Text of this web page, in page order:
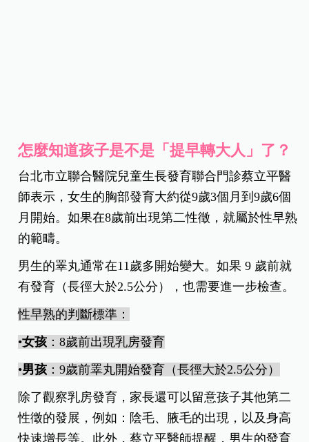
怎麼知道孩子是不是「提早轉大人」了？
台北市立聯合醫院兒童生長發育聯合門診蔡立平醫
師表示，女生的胸部發育大約從9歲3個月到9歲6個
月開始。如果在8歲前出現第二性徵，就屬於性早熟
的範疇。
男生的睪丸通常在11歲多開始變大。如果 9 歲前就
有發育（長徑大於2.5公分），也需要進一步檢查。
性早熟的判斷標準：
•女孩 ：8歲前出現乳房發育
•男孩 ：9歲前睪丸開始發育（長徑大於2.5公分）
除了觀察乳房發育，家長還可以留意孩子其他第二
性徵的發展，例如：陰毛、腋毛的出現，以及身高
快速增長等。此外，蔡立平醫師提醒，男生的發育